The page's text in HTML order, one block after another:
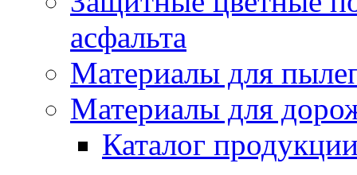
асфальта
Материалы для
Материалы для
Каталог